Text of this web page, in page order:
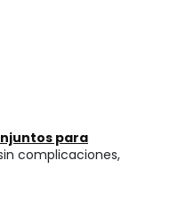
para
complicaciones,